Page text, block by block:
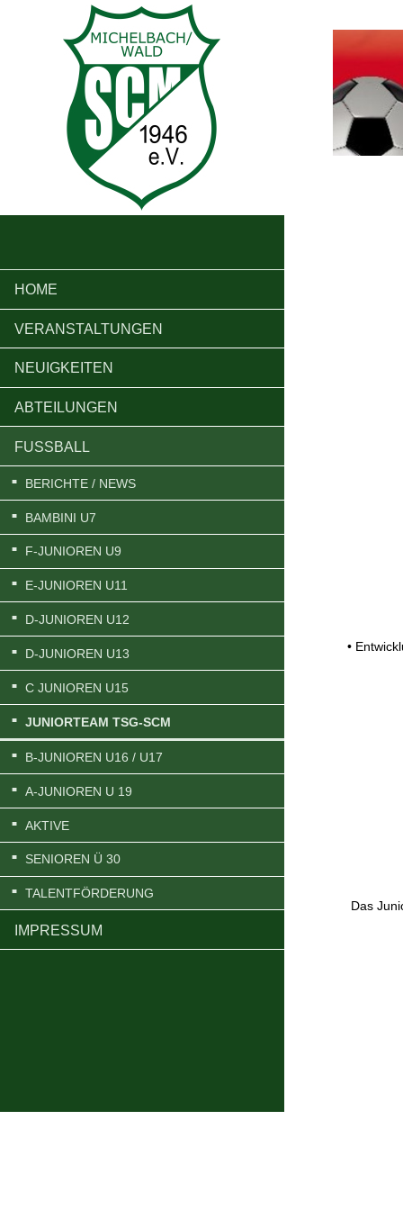
HOME
VERANSTALTUNGEN
NEUIGKEITEN
ABTEILUNGEN
FUSSBALL
BERICHTE / NEWS
BAMBINI U7
F-JUNIOREN U9
E-JUNIOREN U11
D-JUNIOREN U12
D-JUNIOREN U13
C JUNIOREN U15
JUNIORTEAM TSG-SCM
B-JUNIOREN U16 / U17
A-JUNIOREN U 19
AKTIVE
SENIOREN Ü 30
TALENTFÖRDERUNG
IMPRESSUM
•
Das